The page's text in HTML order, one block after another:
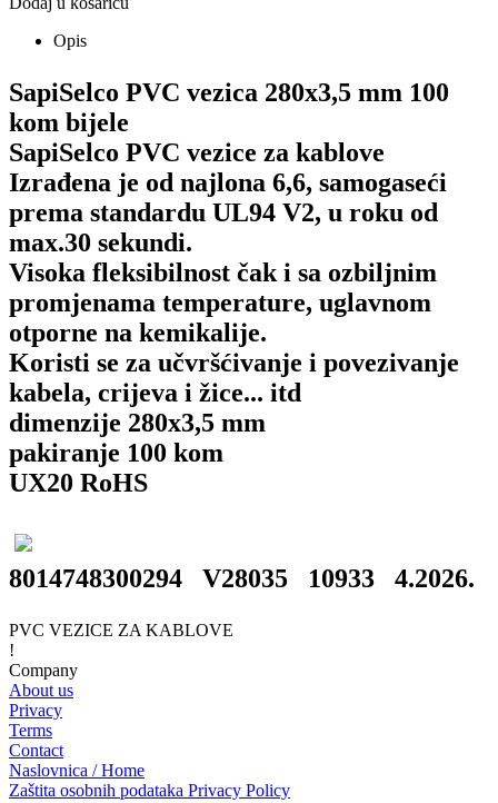
Opis
SapiSelco PVC vezica 280x3,5 mm 100
kom bijele
SapiSelco PVC vezice za kablove
Izrađena je od najlona 6,6, samogaseći
prema standardu UL94 V2, u roku od
max.30 sekundi.
Visoka fleksibilnost čak i sa ozbiljnim
promjenama temperature, uglavnom
otporne na kemikalije.
Koristi se za učvršćivanje i povezivanje
kabela, crijeva i žice... itd
dimenzije 280x3,5 mm
pakiranje 100 kom
UX20 RoHS
8014748300294 V28035 10933 4.2026.
PVC VEZICE ZA KABLOVE
!
Company
About us
Privacy
Terms
Contact
Naslovnica / Home
Zaštita osobnih podataka Privacy Policy